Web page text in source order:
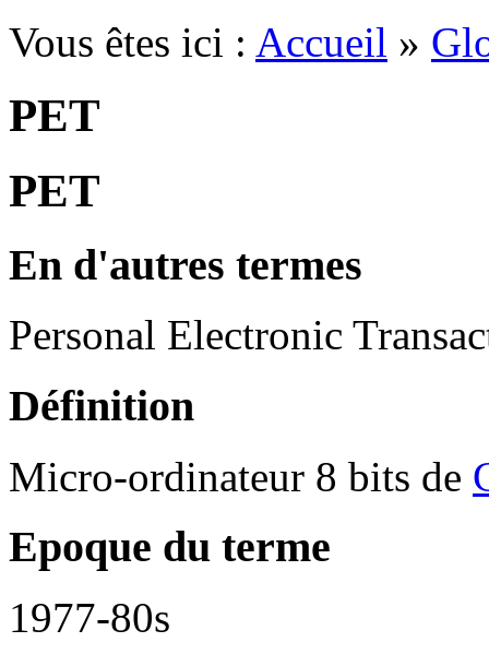
Vous êtes ici : Accueil »
PET
PET
En d'autres termes
Personal Electronic
Définition
Micro-ordinateur 8 bits de
Epoque du terme
1977-80s